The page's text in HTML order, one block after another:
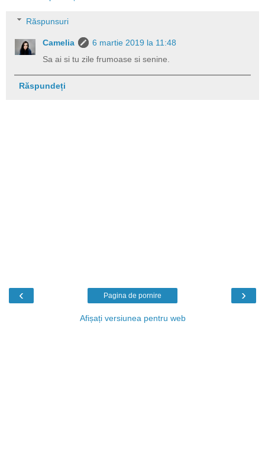
Răspunsuri
Camelia
6 martie 2019 la 11:48
Sa ai si tu zile frumoase si senine.
Răspundeți
‹ ›
Pagina de pornire
Afișați versiunea pentru web